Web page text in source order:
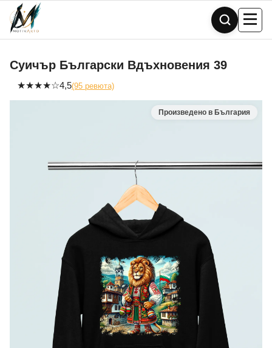
Skip
content
Суичър Български Вдъхновения 39
★★★★☆4,5(95 ревюта)